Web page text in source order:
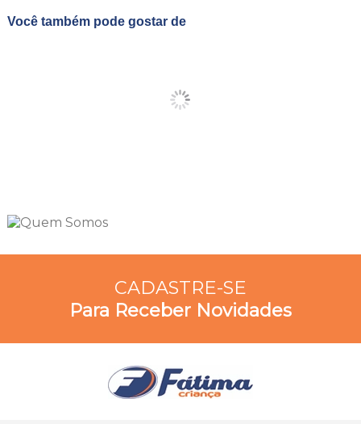
Você também pode gostar de
CADASTRE-SE
Para Receber Novidades